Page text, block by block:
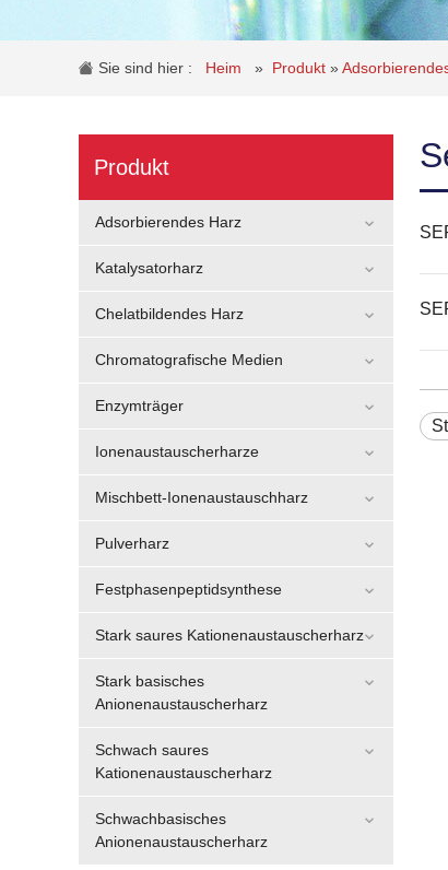
Sie sind hier : Heim » Produkt »
Produkt
Adsorbierendes Harz
Katalysatorharz
Chelatbildendes Harz
Chromatografische Medien
Enzymträger
Ionenaustauscherharze
Mischbett-Ionenaustauschharz
Pulverharz
Festphasenpeptidsynthese
Stark saures Kationenaustauscherharz
Stark basisches
Anionenaustauscherharz
Schwach saures
Kationenaustauscherharz
Schwachbasisches
Anionenaustauscherharz